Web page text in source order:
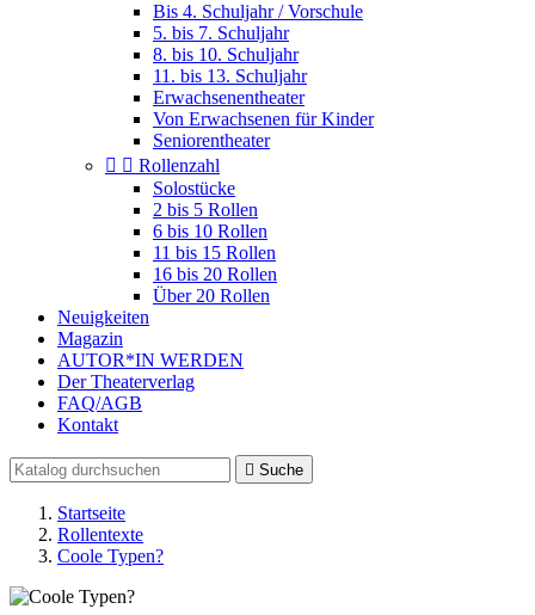
Bis 4. Schuljahr / Vorschule
5. bis 7. Schuljahr
8. bis 10. Schuljahr
11. bis 13. Schuljahr
Erwachsenentheater
Von Erwachsenen für Kinder
Seniorentheater
  Rollenzahl
Solostücke
2 bis 5 Rollen
6 bis 10 Rollen
11 bis 15 Rollen
16 bis 20 Rollen
Über 20 Rollen
Neuigkeiten
Magazin
AUTOR*IN WERDEN
Der Theaterverlag
FAQ/AGB
Kontakt
 Suche
Startseite
Rollentexte
Coole Typen?